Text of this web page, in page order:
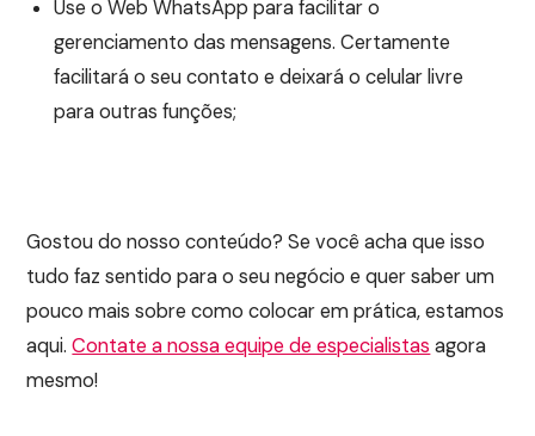
Use o Web WhatsApp para facilitar o
gerenciamento das mensagens. Certamente
facilitará o seu contato e deixará o celular livre
para outras funções;
Gostou do nosso conteúdo? Se você acha que isso
tudo faz sentido para o seu negócio e quer saber um
pouco mais sobre como colocar em prática, estamos
aqui.Contate a nossa equipe de especialistas agora
mesmo!